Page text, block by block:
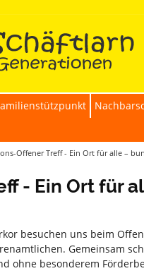
Offener Treff - Ein Ort für alle –
- Ein Ort für
besuchen uns beim
Gemeinsam
ohne besonderem